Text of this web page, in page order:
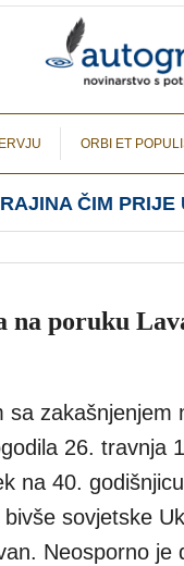
ORBI ET
ČIM PRIJE
na poruku
sa zakašnjenjem
26. travnja
na 40.
sovjetske
Neosporno je